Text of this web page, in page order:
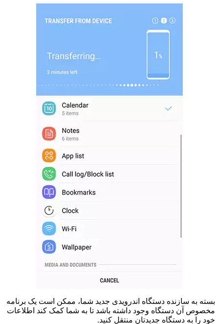
بسته به سازنده دستگاه اندرویدی جدید شما، ممکن است یک برنامه
مخصوص آن دستگاه وجود داشته باشد تا به شما کمک کند اطلاعات
خود را به دستگاه جدیدتان منتقل کنید.